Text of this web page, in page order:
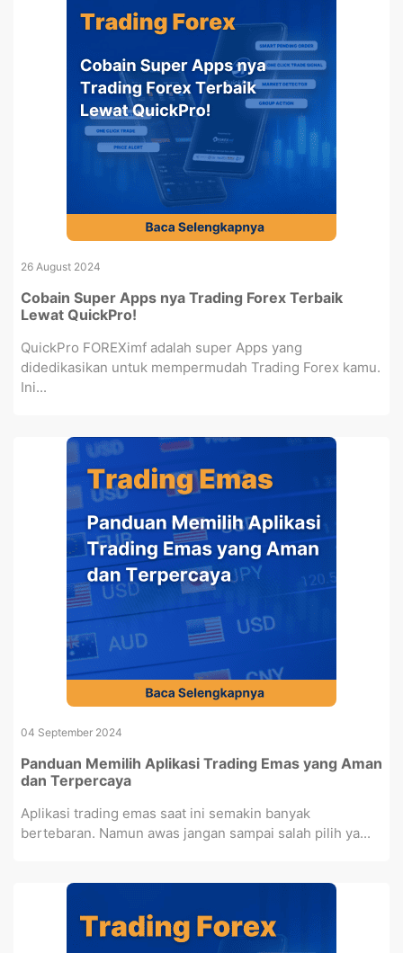
26 August 2024
Cobain Super Apps nya Trading Forex Terbaik
Lewat QuickPro!
QuickPro FOREXimf adalah super Apps yang
didedikasikan untuk mempermudah Trading Forex kamu.
Ini...
04 September 2024
Panduan Memilih Aplikasi Trading Emas yang Aman
dan Terpercaya
Aplikasi trading emas saat ini semakin banyak
bertebaran. Namun awas jangan sampai salah pilih ya...